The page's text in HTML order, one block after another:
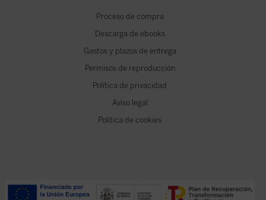
Proceso de compra
Descarga de ebooks
Gastos y plazos de entrega
Permisos de reproducción
Política de privacidad
Aviso legal
Política de cookies